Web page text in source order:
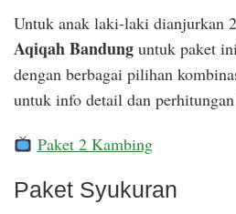
Untuk anak laki-laki dianjurkan
Aqiqah Bandung untuk paket
dengan berbagai pilihan
untuk info detail dan
Paket 2 Kambing
Paket Syukuran